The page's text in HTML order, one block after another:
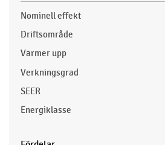
Nominell effekt
Driftsområde
Värmer upp
Verkningsgrad
SEER
Energiklasse